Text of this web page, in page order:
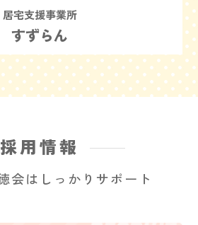
居宅支援事業所
すずらん
採用情報
会はしっかりサポート